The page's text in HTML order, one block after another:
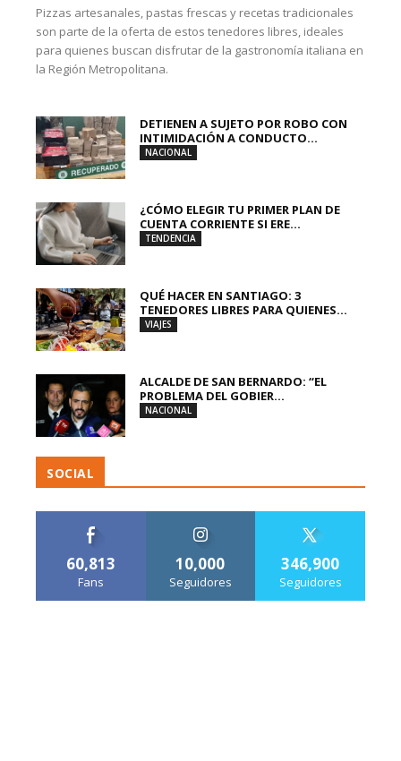
Pizzas artesanales, pastas frescas y recetas tradicionales
son parte de la oferta de estos tenedores libres, ideales
para quienes buscan disfrutar de la gastronomía italiana en
la Región Metropolitana.
DETIENEN A SUJETO POR ROBO CON
INTIMIDACIÓN A CONDUCTO...
NACIONAL
¿CÓMO ELEGIR TU PRIMER PLAN DE
CUENTA CORRIENTE SI ERE...
TENDENCIA
QUÉ HACER EN SANTIAGO: 3
TENEDORES LIBRES PARA QUIENES...
VIAJES
ALCALDE DE SAN BERNARDO: “EL
PROBLEMA DEL GOBIER...
NACIONAL
SOCIAL
60,813
Fans
10,000
Seguidores
346,900
Seguidores